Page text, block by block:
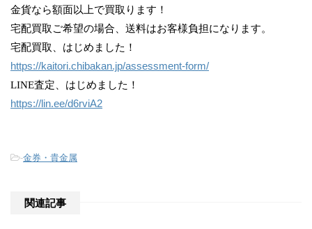
金貨なら額面以上で買取ります！
宅配買取ご希望の場合、送料はお客様負担になります。
宅配買取、はじめました！
https://kaitori.chibakan.jp/assessment-form/
LINE査定、はじめました！
https://lin.ee/d6rviA2
-金券・貴金属
関連記事